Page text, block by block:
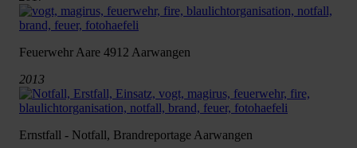
Feuerwehr Aare 4912 Aarwangen
2013
Ernstfall - Notfall, Brandreportage Aarwangen